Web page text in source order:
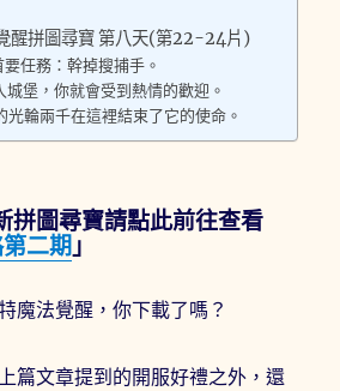
醒拼圖尋寶 第八天(第22-24片)
任務：幹掉搜捕手。
城堡，你就會受到熱情的歡迎。
光輪兩千在這裡結束了它的使命。
圖尋寶請點此前往查看
二期 」
魔法覺醒，你下載了嗎？
篇文章提到的開服好禮之外，還